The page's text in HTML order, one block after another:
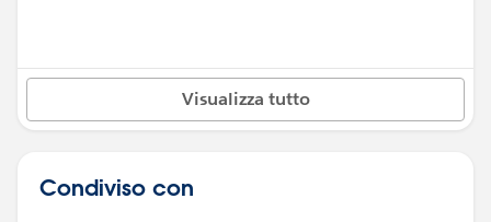
Visualizza tutto
Condiviso con